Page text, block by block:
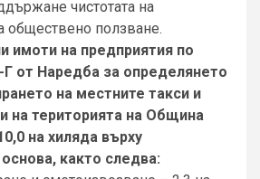
чистотата на
обществено ползване.
имоти на предприятия по
Г от Наредба за определянето
на местните такси и
на територията на Община
на хиляда върху
както следва: